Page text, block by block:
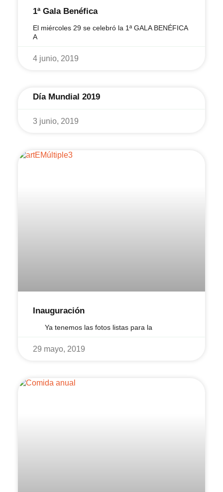
1ª Gala Benéfica
El miércoles 29 se celebró la 1ª GALA BENÉFICA
A
4 junio, 2019
Día Mundial 2019
3 junio, 2019
Inauguración
Ya tenemos las fotos listas para la
29 mayo, 2019